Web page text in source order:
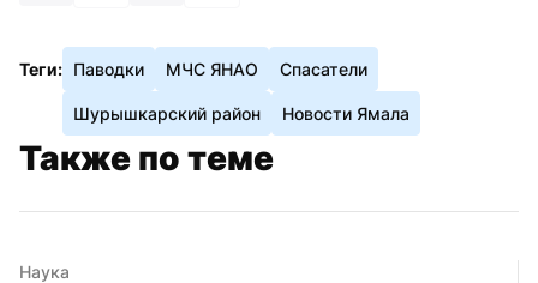
Теги: Паводки МЧС ЯНАО Спасатели
Шурышкарский район Новости Ямала
Также по теме
Наука